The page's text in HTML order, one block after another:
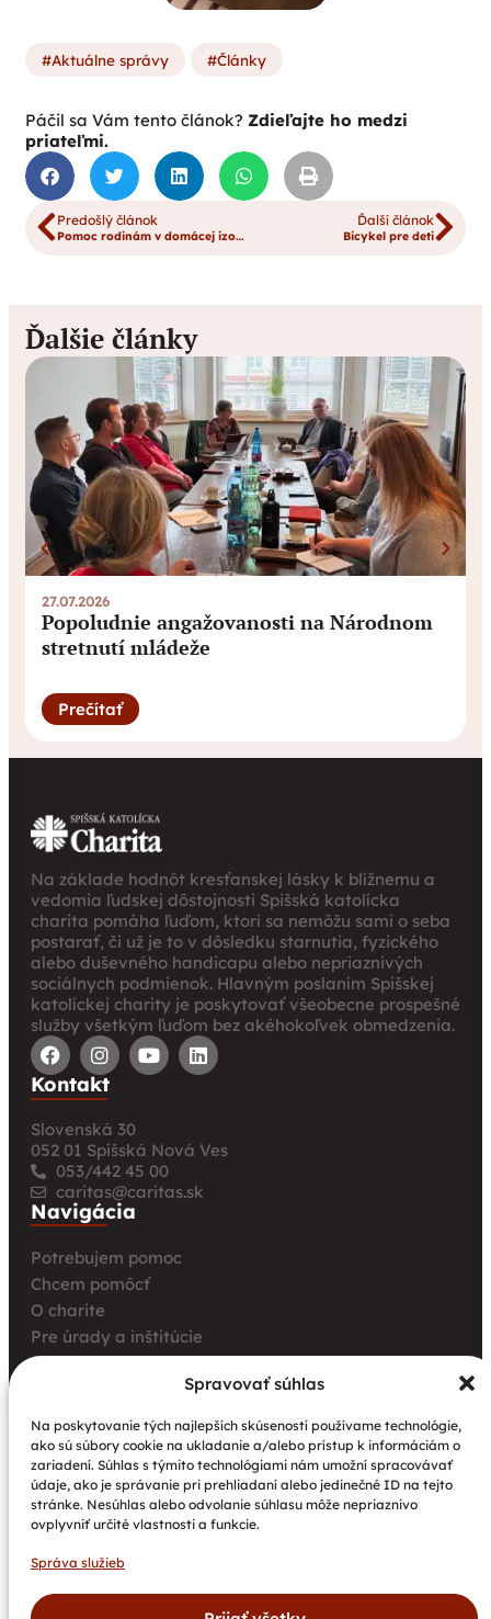
Spravovať súhlas
Na poskytovanie tých najlepších skúseností používame technológie,
ako sú súbory cookie na ukladanie a/alebo prístup k informáciám o
zariadení. Súhlas s týmito technológiami nám umožní spracovávať
údaje, ako je správanie pri prehliadaní alebo jedinečné ID na tejto
stránke. Nesúhlas alebo odvolanie súhlasu môže nepriaznivo
ovplyvniť určité vlastnosti a funkcie.
Správa služieb
Aktuálne správy Články
Páčil sa Vám tento článok? Zdieľajte ho medzi
priateľmi.
Predošlý článok
Pomoc rodinám v domácej izolácii
Ďalší článok
Bicykel pre deti
Ďalšie články
27.07.2026
Popoludnie angažovanosti na Národnom
stretnutí mládeže
Prečítať
Na základe hodnôt kresťanskej lásky k blížnemu a
vedomia ľudskej dôstojnosti Spišská katolícka
charita pomáha ľuďom, ktorí sa nemôžu sami o seba
postarať, či už je to v dôsledku starnutia, fyzického
alebo duševného handicapu alebo nepriaznivých
sociálnych podmienok. Hlavným poslaním Spišskej
katolíckej charity je poskytovať všeobecne prospešné
služby všetkým ľuďom bez akéhokoľvek obmedzenia.
Kontakt
Slovenská 30
052 01 Spišská Nová Ves
053/442 45 00
caritas@caritas.sk
Navigácia
Potrebujem pomoc
Chcem pomôcť
O charite
Pre úrady a inštitúcie
Farské charity
Aktuality
Charita bez hraníc: Stretnutie Spišskej katolíckej
charity a Krakowskej arcidiecéznej charity prinieslo
nové pohľady na fundraising aj propagáciu
Nové petangové ihrisko prináša seniorom radosť,
pohyb a komunitu
tretích krajín vrátane migrantov“